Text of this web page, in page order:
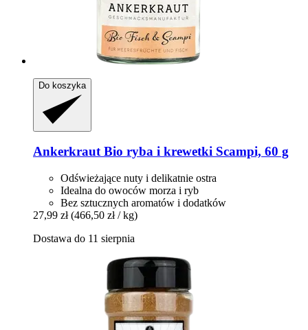
Do koszyka
AnkerkrautBio ryba i krewetki Scampi, 60 g
Odświeżające nuty i delikatnie ostra
Idealna do owoców morza i ryb
Bez sztucznych aromatów i dodatków
27,99 zł (466,50 zł / kg)
Dostawa do 11 sierpnia